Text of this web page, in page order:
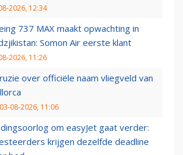
2026, 12:34
737 MAX maakt opwachting in
Somon Air eerste klant
2026, 11:26
over officiële naam vliegveld van
03-08-2026, 11:06
om easyJet gaat verder:
krijgen dezelfde deadline